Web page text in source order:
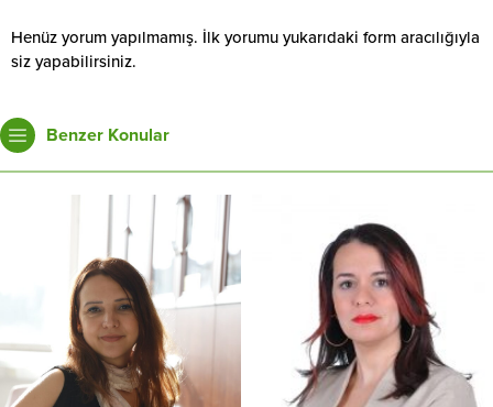
Henüz yorum yapılmamış. İlk yorumu yukarıdaki form aracılığıyla
siz yapabilirsiniz.
Benzer Konular